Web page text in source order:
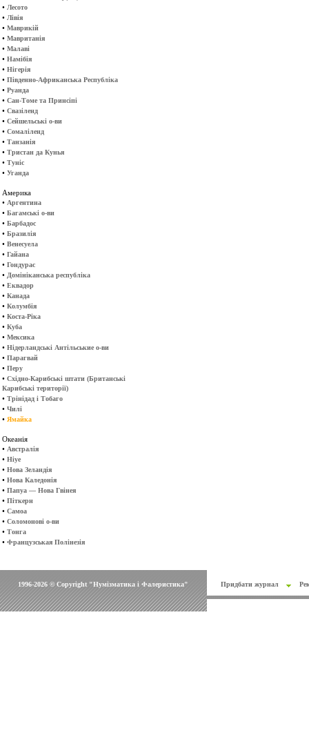
• Лесото
• Лівія
• Маврикій
• Мавританія
• Малаві
• Намібія
• Нігерія
• Південно-Африканська Республіка
• Руанда
• Сан-Томе та Принсіпі
• Свазіленд
• Сейшельські о-ви
• Сомаліленд
• Танзанія
• Тристан да Кунья
• Туніс
• Уганда
Америка
• Аргентина
• Багамські о-ви
• Барбадос
• Бразилія
• Венесуела
• Гайана
• Гондурас
• Домініканська республіка
• Еквадор
• Канада
• Колумбія
• Коста-Ріка
• Куба
• Мексика
• Нідерландські Антільськие о-ви
• Парагвай
• Перу
• Східно-Карибські штати (Британські
Карибські території)
• Трінідад і Тобаго
• Чилі
• Ямайка
Океанія
• Австралія
• Ніуе
• Нова Зеландія
• Нова Каледонія
• Папуа — Нова Гвінея
• Піткерн
• Самоа
• Соломонові о-ви
• Тонга
• Французськая Полінезія
1996-2026 © Copyright "Нумізматика і Фалеристика" Придбати журнал